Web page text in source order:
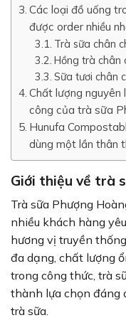
Các loại đồ uống
được order nhiều
Trà sữa chân
Hồng trà chân
Sữa tươi chân
Chất lượng nguyên
công của trà sữa
Hunufa
dùng một lần thân
Giới thiệu về trà
Trà sữa Phượng
nhiều khách hàng
hương vị truyền
đa dạng, chất lượng
trong công thức, trà
thành lựa chọn đáng
trà sữa.